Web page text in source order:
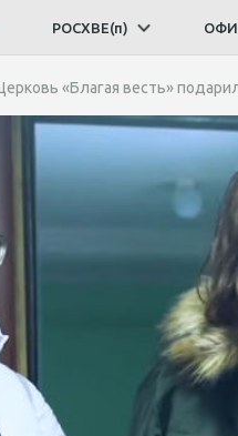
РОСХВЕ(п)
«Благая весть»